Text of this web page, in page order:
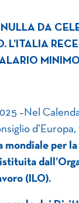
DA
L’ITALIA
–Nel
d’Europa,
mondiale per la
(ILO).